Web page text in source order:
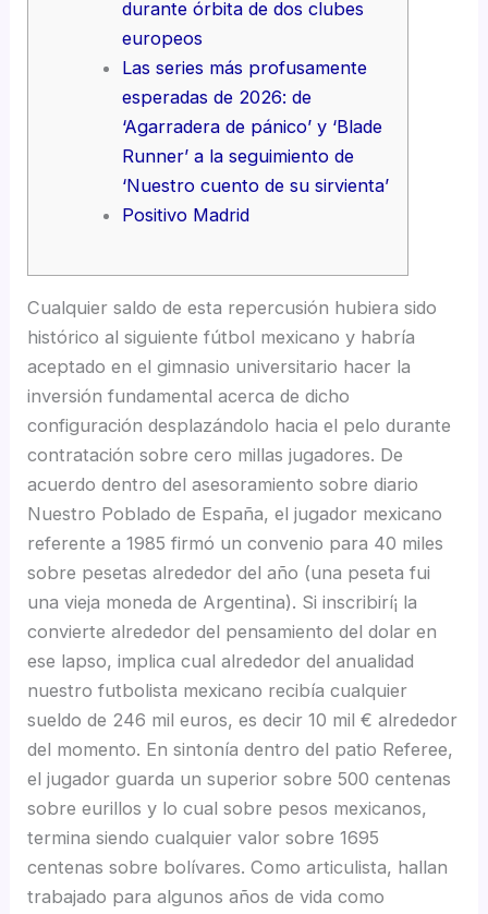
durante órbita de dos clubes
europeos
Las series más profusamente
esperadas de 2026: de
‘Agarradera de pánico’ y ‘Blade
Runner’ a la seguimiento de
‘Nuestro cuento de su sirvienta’
Positivo Madrid
Cualquier saldo de esta repercusión hubiera sido
histórico al siguiente fútbol mexicano y habría
aceptado en el gimnasio universitario hacer la
inversión fundamental acerca de dicho
configuración desplazándolo hacia el pelo durante
contratación sobre cero millas jugadores. De
acuerdo dentro del asesoramiento sobre diario
Nuestro Poblado de España, el jugador mexicano
referente a 1985 firmó un convenio para 40 miles
sobre pesetas alrededor del año (una peseta fui
una vieja moneda de Argentina). Si inscribirí¡ la
convierte alrededor del pensamiento del dolar en
ese lapso, implica cual alrededor del anualidad
nuestro futbolista mexicano recibía cualquier
sueldo de 246 mil euros, es decir 10 mil € alrededor
del momento. En sintonía dentro del patio Referee,
el jugador guarda un superior sobre 500 centenas
sobre eurillos y lo cual sobre pesos mexicanos,
termina siendo cualquier valor sobre 1695
centenas sobre bolívares. Como articulista, hallan
trabajado para algunos años de vida como